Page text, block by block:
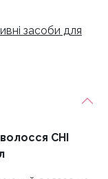
засоби для
CHI